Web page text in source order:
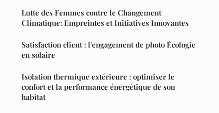
Lutte des Femmes contre le Changement
Climatique: Empreintes et Initiatives Innovantes
Satisfaction client : l'engagement de photo Écologie
en solaire
Isolation thermique extérieure : optimiser le
confort et la performance énergétique de son
habitat